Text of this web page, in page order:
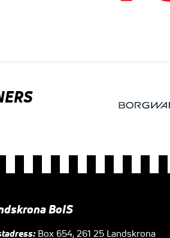
BoIS
Box 654, 261 25 Landskrona